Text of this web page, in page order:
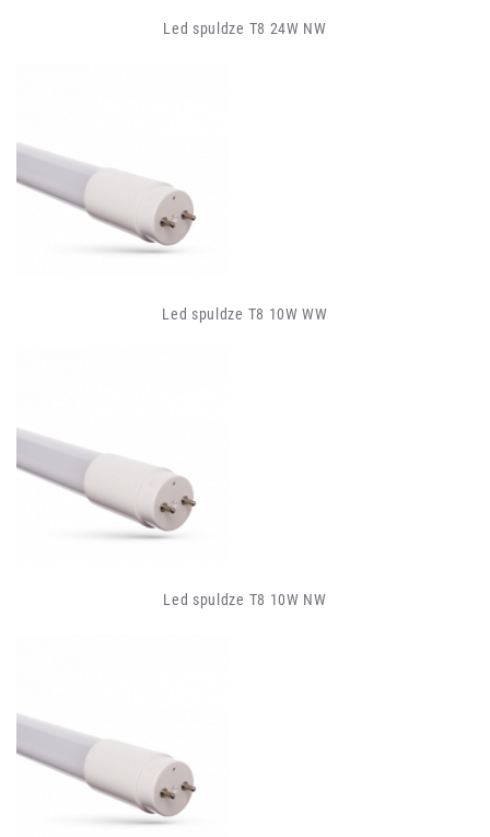
Led spuldze T8 24W NW
Led spuldze T8 10W WW
Led spuldze T8 10W NW